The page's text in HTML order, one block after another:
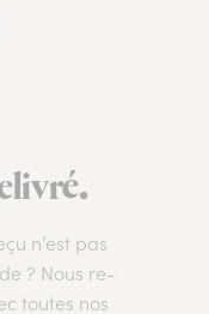
n’est pas
? Nous re-
toutes nos